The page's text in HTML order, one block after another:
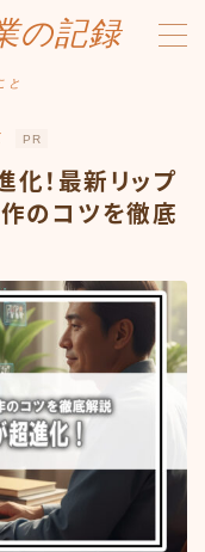
の記録
と
PR
化！最新リップ
のコツを徹底